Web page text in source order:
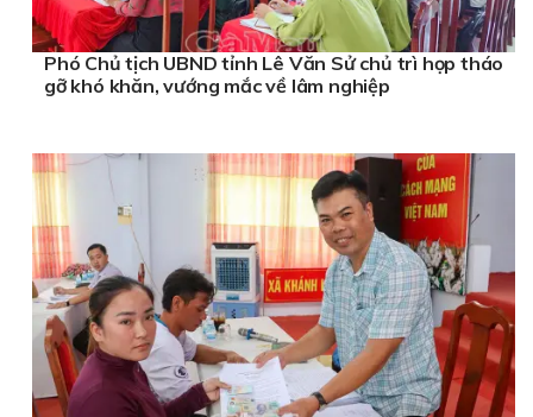
Phó Chủ tịch UBND tỉnh Lê Văn Sử chủ trì họp tháo
gỡ khó khăn, vướng mắc về lâm nghiệp